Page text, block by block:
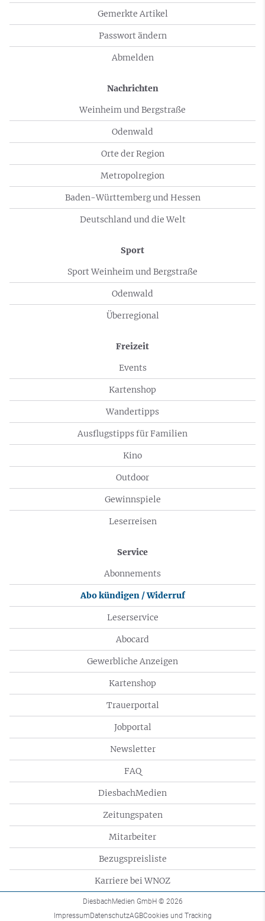
Gemerkte Artikel
Passwort ändern
Abmelden
Nachrichten
Weinheim und Bergstraße
Odenwald
Orte der Region
Metropolregion
Baden-Württemberg und Hessen
Deutschland und die Welt
Sport
Sport Weinheim und Bergstraße
Odenwald
Überregional
Freizeit
Events
Kartenshop
Wandertipps
Ausflugstipps für Familien
Kino
Outdoor
Gewinnspiele
Leserreisen
Service
Abonnements
Abo kündigen / Widerruf
Leserservice
Abocard
Gewerbliche Anzeigen
Kartenshop
Trauerportal
Jobportal
Newsletter
FAQ
DiesbachMedien
Zeitungspaten
Mitarbeiter
Bezugspreisliste
Karriere bei WNOZ
DiesbachMedien GmbH © 2026
ImpressumDatenschutzAGBCookies und Tracking